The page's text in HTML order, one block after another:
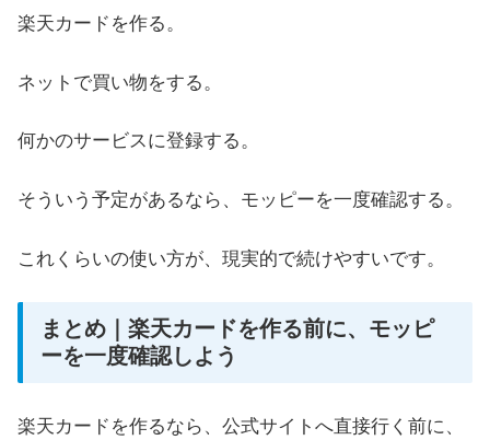
楽天カードを作る。
ネットで買い物をする。
何かのサービスに登録する。
そういう予定があるなら、モッピーを一度確認する。
これくらいの使い方が、現実的で続けやすいです。
まとめ｜楽天カードを作る前に、モッピ
ーを一度確認しよう
楽天カードを作るなら、公式サイトへ直接行く前に、